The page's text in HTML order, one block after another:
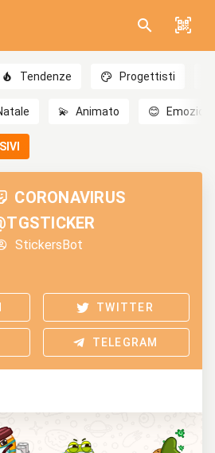
Tendenze Progettisti
💫 Animato 😊 Emozioni
CORONAVIRUS
StickersBot
TWITTER
TELEGRAM